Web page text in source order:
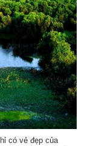
có vẻ đẹp của